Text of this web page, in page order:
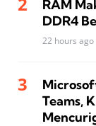
RAM
DDR4
22 hours ago
Teams,